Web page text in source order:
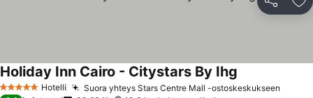
Jaa
5 Tähtiluokitus
Hotelli Suora yhteys Stars Centre Mall -ostoskeskukseen
Holiday Inn Cairo - Citystars By Ihg